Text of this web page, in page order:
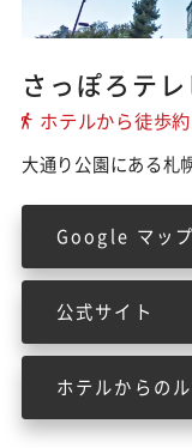
さっぽろテ
ホテルから徒歩
大通り公園にある札
Google マッ
公式サイト
ホテルからの